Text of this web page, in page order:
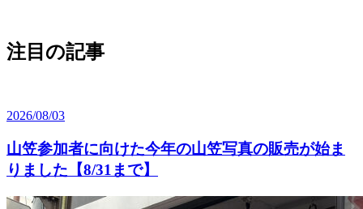
注目の記事
2026/08/03
山笠参加者に向けた今年の山笠写真の販売が始ま
りました【8/31まで】